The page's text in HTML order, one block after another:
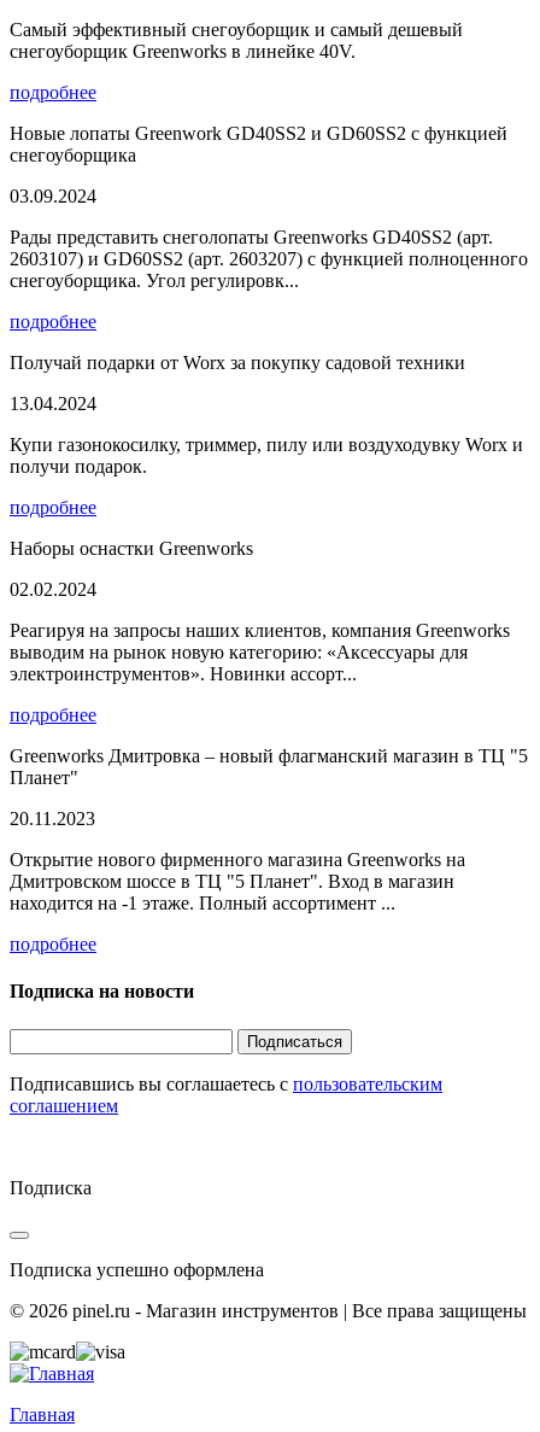
Самый эффективный снегоуборщик и самый дешевый
снегоуборщик Greenworks в линейке 40V.
подробнее
Новые лопаты Greenwork GD40SS2 и GD60SS2 с функцией
снегоуборщика
03.09.2024
Рады представить снеголопаты Greenworks GD40SS2 (арт.
2603107) и GD60SS2 (арт. 2603207) с функцией полноценного
снегоуборщика. Угол регулировк...
подробнее
Получай подарки от Worx за покупку садовой техники
13.04.2024
Купи газонокосилку, триммер, пилу или воздуходувку Worx и
получи подарок.
подробнее
Наборы оснастки Greenworks
02.02.2024
Реагируя на запросы наших клиентов, компания Greenworks
выводим на рынок новую категорию: «Аксессуары для
электроинструментов». Новинки ассорт...
подробнее
Greenworks Дмитровка – новый флагманский магазин в ТЦ "5
Планет"
20.11.2023
Открытие нового фирменного магазина Greenworks на
Дмитровском шоссе в ТЦ "5 Планет". Вход в магазин
находится на -1 этаже. Полный ассортимент ...
подробнее
Подписка на новости
Подписаться
Подписавшись вы соглашаетесь с пользовательским
соглашением
Подписка
Подписка успешно оформлена
© 2026 pinel.ru - Магазин инструментов | Все права защищены
Главная